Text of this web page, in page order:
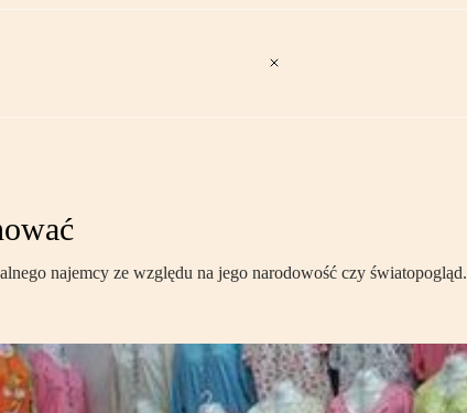
najemcy ze względu na jego narodowość czy światopogląd.